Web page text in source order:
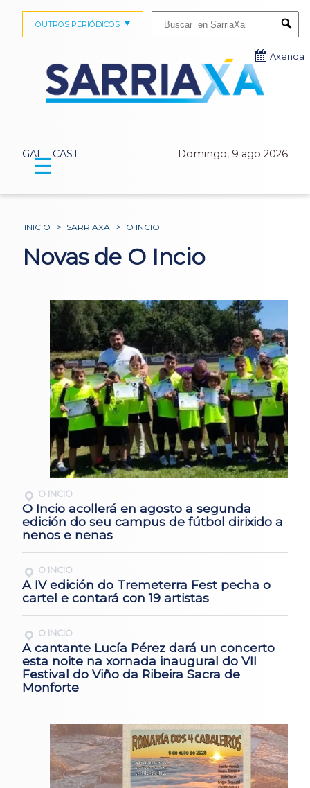
GAL CAST Domingo, 9 ago 2026
OUTROS PERIÓDICOS
Axenda
☰
INICIO > SARRIAXA > O INCIO
Novas de O Incio
O INCIO
O Incio acollerá en agosto a segunda
edición do seu campus de fútbol dirixido a
nenos e nenas
O INCIO
A IV edición do Tremeterra Fest pecha o
cartel e contará con 19 artistas
O INCIO
A cantante Lucía Pérez dará un concerto
esta noite na xornada inaugural do VII
Festival do Viño da Ribeira Sacra de
Monforte